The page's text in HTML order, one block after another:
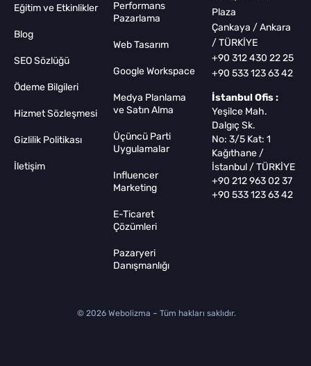
Eğitim ve Etkinlikler
Blog
SEO Sözlüğü
Ödeme Bilgileri
Hizmet Sözleşmesi
Gizlilik Politikası
İletişim
Performans
Pazarlama
Web Tasarım
Google Workspace
Medya Planlama
ve Satın Alma
Üçüncü Parti
Uygulamalar
Influencer
Marketing
E-Ticaret
Çözümleri
Pazaryeri
Danışmanlığı
Plaza
Çankaya / Ankara
/ TÜRKİYE
+90 312 430 22 25
+90 533 123 63 42
İstanbul Ofis :
Yeşilce Mah.
Dalgıç Sk.
No: 3/5 Kat: 1
Kağıthane /
İstanbul / TÜRKİYE
+90 212 963 02 37
+90 533 123 63 42
© 2026 Webolizma – Tüm hakları saklıdır.